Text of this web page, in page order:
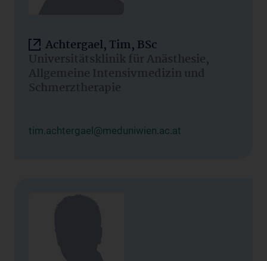
Achtergael, Tim, BSc
Universitätsklinik für Anästhesie,
Allgemeine Intensivmedizin und
Schmerztherapie
tim.achtergael@meduniwien.ac.at